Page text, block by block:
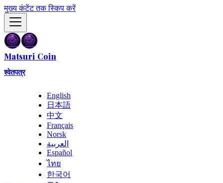
मुख्य कंटेंट तक स्किप करें
Matsuri Coin
श्वेतपत्र
English
日本語
中文
Français
Norsk
العربية
Español
ไทย
한국어